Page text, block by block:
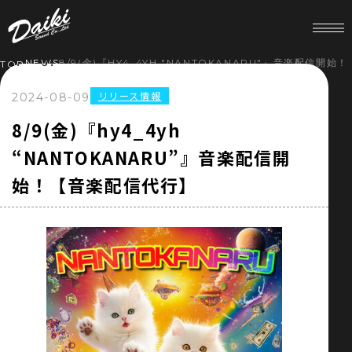
NEWS
COMPANY
RECRUIT
STORE
TOPNEWS8/9(金)『HY4_4YH "NANTOKANARU"』音楽配信開始！
2024-08-09 リリース情報
8/9(金)『hy4_4yh
“NANTOKANARU”』音楽配信開
始！【音楽配信代行】